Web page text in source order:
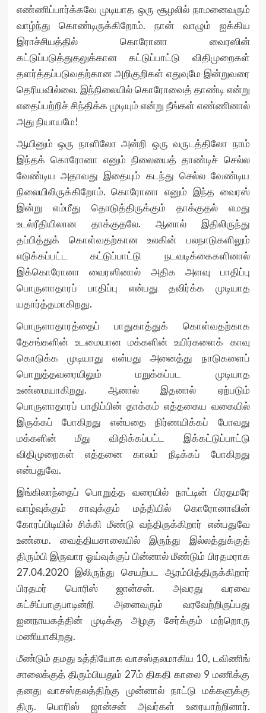
எண்ணிப்பார்க்கவே முடியாத ஒரு சூழலில் நாமனைவரும்
வாழ்ந்து கொண்டிருக்கிறோம். நான் வாழும் ஐக்கிய
இராச்சியத்தில் கொரோனா வைரஸின்
கட்டுப்படுத்துதலுக்கான கட்டுப்பாட்டு விதிமுறைகள்
தளர்த்தப்படுவதற்கான அறிகுறிகள் எதுவுமே இன்றுவரை
தெரியவில்லை. இந்நிலையில் கொரோவைத் தாண்டி என்று
எதைப்பற்றிச் சிந்திக்க முடியும் என்று நீங்கள் எண்ணினால்
அது நியாயமே!
ஆயினும் ஒரு நாளிலோ அன்றி ஒரு வருடத்திலோ நாம்
இந்தக் கொரோனா எனும் நிலையைத் தாண்டிச் செல்ல
வேண்டிய அதாவது இதையும் கடந்து செல்ல வேண்டிய
நிலையிலிருக்கிறோம். கொரோனா எனும் இந்த வைரஸ்
இன்று எம்மீது தொடுத்திருக்கும் தாக்குதல் எமது
உடல்ரீதியிலான தாக்குதலே. ஆனால் இதிலிருந்து
தப்பித்துக் கொள்வதற்கான உலகின் பலநாடுகளிலும்
எடுக்கப்பட்ட கட்டுப்பாட்டு நடவடிக்கைகளினால்
இக்கொரோனா வைரஸினால் அதிக அளவு பாதிப்பு
பொருளாதாரப் பாதிப்பு என்பது தவிர்க்க முடியாத
யதார்த்தமாகிறது.
பொருளாதாரத்தைப் பாதுகாத்துக் கொள்வதற்காக
தேசங்களின் உடமையான மக்களின் உயிர்களைக் காவு
கொடுக்க முடியாது என்பது அனைத்து நாடுகளைப்
பொறுத்தவரையிலும் மறுக்கப்பட முடியாத
உண்மையாகிறது. ஆனால் இதனால் ஏற்படும்
பொருளாதாரப் பாதிப்பின் தாக்கம் எத்தகைய வகையில்
இருக்கப் போகிறது என்பதை நிர்ணயிக்கப் போவது
மக்களின் மீது விதிக்கப்பட்ட இக்கட்டுப்பாட்டு
விதிமுறைகள் எத்தனை காலம் நீடிக்கப் போகிறது
என்பதுவே.
இங்கிலாந்தைப் பொறுத்த வரையில் நாட்டின் பிரதமரே
வாழ்வுக்கும் சாவுக்கும் மத்தியில் கொரோனாவின்
கோரப்பிடியில் சிக்கி மீண்டு வந்திருக்கிறார் என்பதுவே
உண்மை. வைத்தியசாலையில் இருந்து இல்லத்துக்குத்
திரும்பி இருவார ஓய்வுக்குப் பின்னால் மீண்டும் பிரதமராக
27.04.2020 இலிருந்து செயற்பட ஆரம்பித்திருக்கிறார்
பிரதமர் பொரிஸ் ஜான்சன். அவரது வரவை
கட்சிப்பாகுபாடின்றி அனைவரும் வரவேற்றிருப்பது
ஐனநாயகத்தின் முடிக்கு அழகு சேர்க்கும் மற்றொரு
மணியாகிறது.
மீண்டும் தமது உத்தியோக வாசஸ்தலமாகிய 10, டவிணிங்
சாலைக்குத் திரும்பியதும் 27ம் திகதி காலை 9 மணிக்கு
தனது வாசஸ்தலத்திற்கு முன்னால் நாட்டு மக்களுக்கு
திரு. பொரிஸ் ஜான்சன் அவர்கள் உரையாற்றினார்.